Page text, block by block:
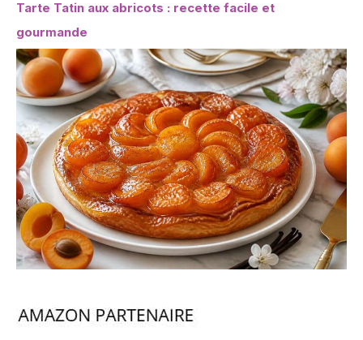
Tarte Tatin aux abricots : recette facile et
gourmande